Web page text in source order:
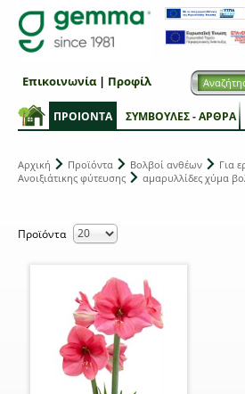
ΠΡΟΙΟΝΤΑ ΣΥΜΒΟΥΛΕΣ - ΑΡΘΡΑ
Επικοινωνία| Προφίλ
Αρχική Προϊόντα Βολβοί ανθέων Για
Ανοιξιάτικης φύτευσης
αμαρυλλίδες χύμα
Προϊόντα